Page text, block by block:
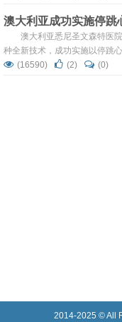
脏移植者术前的过渡治疗或无
尽管我们采取了各种措施以增...
澳大利亚成功实施停跳
澳大利亚悉尼圣文森特医
种全新技术，成功实施以停跳
人员认为，这一手术开全球心
植手术是将已判定脑死亡并配
(16590) (2) (0)
2014-2025 © All